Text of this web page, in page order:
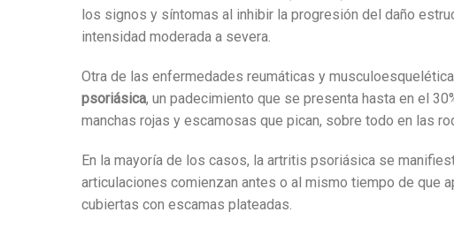
los signos y síntomas al inhibir la progresión del daño
intensidad moderada a severa.
Otra de las enfermedades reumáticas y
psoriásica, un padecimiento que se presenta hasta en el
manchas rojas y escamosas que pican, sobre todo en las
En la mayoría de los casos, la artritis psoriásica se
articulaciones comienzan antes o al mismo tiempo de que
cubiertas con escamas plateadas.